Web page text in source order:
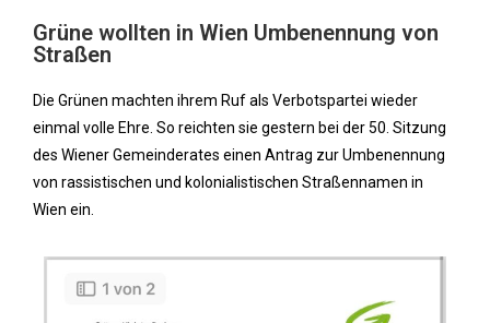
Grüne wollten in Wien Umbenennung von
Straßen
Die Grünen machten ihrem Ruf als Verbotspartei wieder
einmal volle Ehre. So reichten sie gestern bei der 50. Sitzung
des Wiener Gemeinderates einen Antrag zur Umbenennung
von rassistischen und kolonialistischen Straßennamen in
Wien ein.